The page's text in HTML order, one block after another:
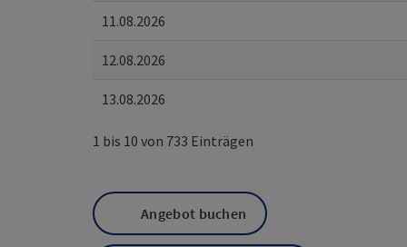
11.08.2026
12.08.2026
13.08.2026
1 bis 10 von 733 Einträgen
Angebot buchen